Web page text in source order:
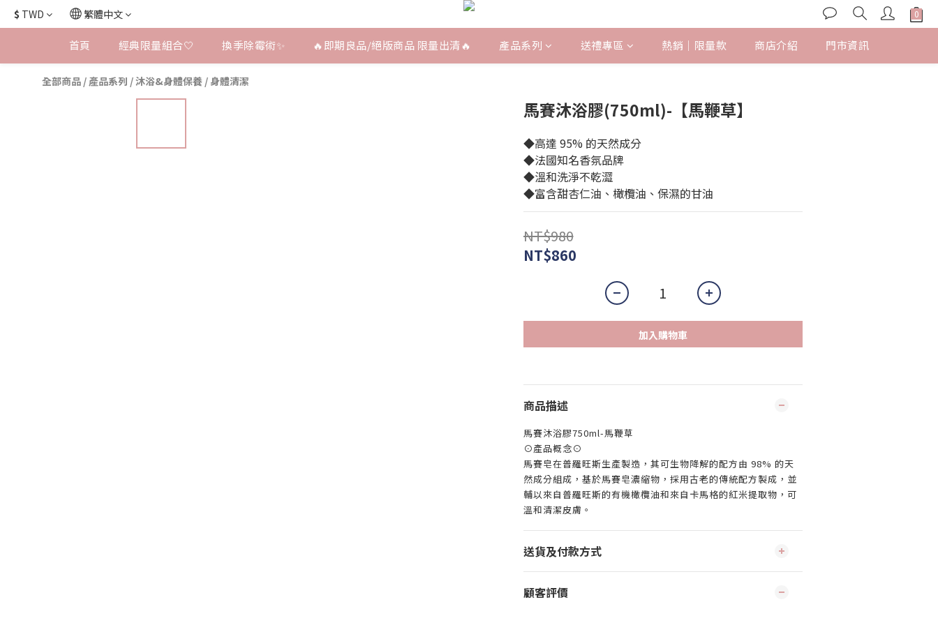
$ TWD 繁體中文
首頁 經典限量組合🤍 換季除霉術✨ 🔥即期良品/絕版商品 限量出清🔥 產品系列 送禮專區 熱銷｜限量款 商店介紹 門市資訊
全部商品 / 產品系列 /沐浴&身體保養 / 身體清潔
馬賽沐浴膠(750ml)-【馬鞭草】
◆高達 95% 的天然成分
◆法國知名香氛品牌
◆溫和洗淨不乾澀
◆富含甜杏仁油、橄欖油、保濕的甘油
NT$980
NT$860
加入購物車
商品描述
馬賽沐浴膠750ml-馬鞭草
⊙產品概念⊙
馬賽皂在普羅旺斯生產製造，其可生物降解的配方由 98% 的天
然成分組成，基於馬賽皂濃縮物，採用古老的傳統配方製成，並
輔以來自普羅旺斯的有機橄欖油和來自卡馬格的紅米提取物，可
溫和清潔皮膚。
送貨及付款方式
顧客評價